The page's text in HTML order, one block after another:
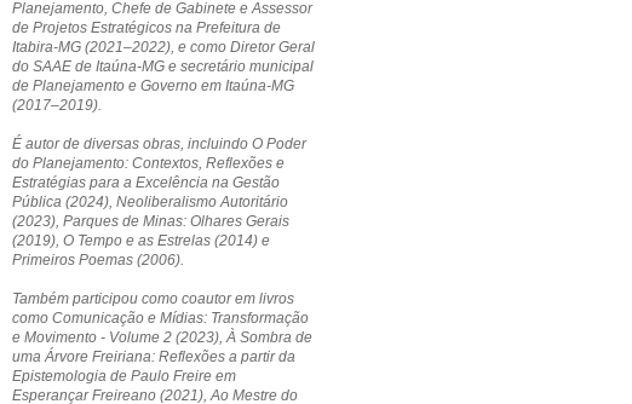
Planejamento, Chefe de Gabinete e Assessor
de Projetos Estratégicos na Prefeitura de
Itabira-MG (2021–2022), e como Diretor Geral
do SAAE de Itaúna-MG e secretário municipal
de Planejamento e Governo em Itaúna-MG
(2017–2019).
É autor de diversas obras, incluindo O Poder
do Planejamento: Contextos, Reflexões e
Estratégias para a Excelência na Gestão
Pública (2024), Neoliberalismo Autoritário
(2023), Parques de Minas: Olhares Gerais
(2019), O Tempo e as Estrelas (2014) e
Primeiros Poemas (2006).
Também participou como coautor em livros
como Comunicação e Mídias: Transformação
e Movimento - Volume 2 (2023), À Sombra de
uma Árvore Freiriana: Reflexões a partir da
Epistemologia de Paulo Freire em
Esperançar Freireano (2021), Ao Mestre do